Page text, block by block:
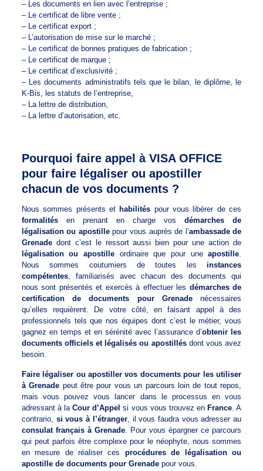
– Les documents en lien avec l’entreprise ;
– Le certificat de libre vente ;
– Le certificat export ;
– L’autorisation de mise sur le marché ;
– Le certificat de bonnes pratiques de fabrication ;
– Le certificat de marque ;
– Le certificat d’exclusivité ;
– Les documents administratifs tels que le bilan, le diplôme, le
K-Bis, les statuts de l’entreprise,
– La lettre de distribution,
– La lettre d’autorisation, etc.
Pourquoi faire appel à VISA OFFICE
pour faire légaliser ou apostiller
chacun de vos documents ?
Nous sommes présents et habilités pour vous libérer de ces
formalitésen prenant en charge vosdémarches de
légalisation ou apostillepour vous auprès de l’ambassade de
Grenadedont c’est le ressort aussi bien pour une action de
légalisation ou apostille ordinaire que pour uneapostille.
Nous sommes coutumiers de toutes lesinstances
compétentes, familiarisés avec chacun des documents qui
nous sont présentés et exercés à effectuer les démarches de
certification de documents pour Grenadenécessaires
qu’elles requièrent. De votre côté, en faisant appel à des
professionnels tels que nos équipes dont c’est le métier, vous
gagnez en temps et en sérénité avec l’assurance d’obtenir les
documents officiels et légalisés ou apostillésdont vous avez
besoin.
Faire légaliser ou apostiller vos documents pour les utiliser
à Grenade peut être pour vous un parcours loin de tout repos,
mais vous pouvez vous lancer dans le processus en vous
adressant à laCour d’Appel si vous vous trouvez en France. A
contrario, si vous à l’étranger, il vous faudra vous adresser au
consulat français à Grenade. Pour vous épargner ce parcours
qui peut parfois être complexe pour le néophyte, nous sommes
en mesure de réaliser ces procédures de légalisation ou
apostille de documents pour Grenadepour vous.